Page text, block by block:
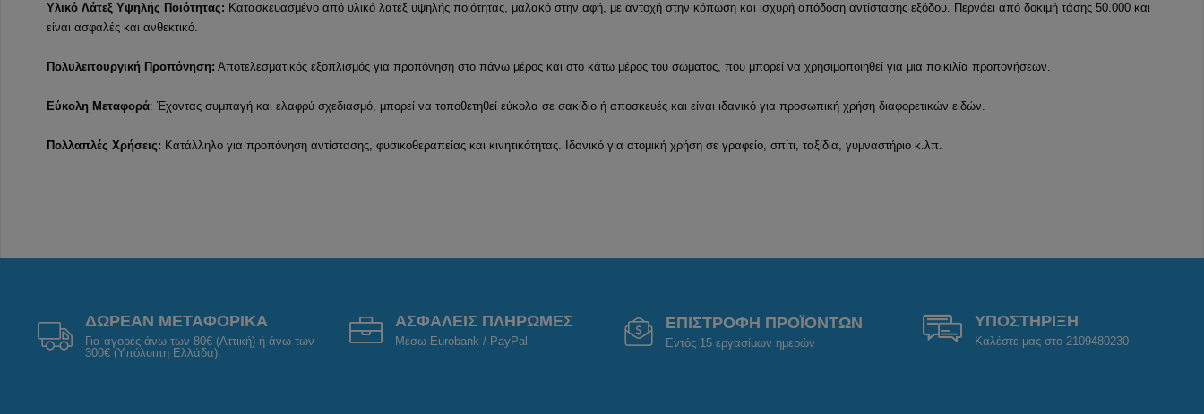
Υλικό Λάτεξ Υψηλής Ποιότητας: Κατασκευασμένο από υλικό λατέξ υψηλής ποιότητας, μαλακό στην αφή, με αντοχή στην κόπωση και ισχυρή απόδοση αντίστασης εξόδου. Περνάει από δοκιμή τάσης 50.000 και
είναι ασφαλές και ανθεκτικό.
Πολυλειτουργική Προπόνηση: Αποτελεσματικός εξοπλισμός για προπόνηση στο πάνω μέρος και στο κάτω μέρος του σώματος, που μπορεί να χρησιμοποιηθεί για μια ποικιλία προπονήσεων.
Εύκολη Μεταφορά: Έχοντας συμπαγή και ελαφρύ σχεδιασμό, μπορεί να τοποθετηθεί εύκολα σε σακίδιο ή αποσκευές και είναι ιδανικό για προσωπική χρήση διαφορετικών ειδών.
Πολλαπλές Χρήσεις: Κατάλληλο για προπόνηση αντίστασης, φυσικοθεραπείας και κινητικότητας. Ιδανικό για ατομική χρήση σε γραφείο, σπίτι, ταξίδια, γυμναστήριο κ.λπ.
ΔΩΡΕΑΝ ΜΕΤΑΦΟΡΙΚΑ
Για αγορές άνω των 80€ (Αττική) ή άνω των
300€ (Υπόλοιπη Ελλάδα).
ΑΣΦΑΛΕΙΣ ΠΛΗΡΩΜΕΣ
Μέσω Eurobank / PayPal
ΕΠΙΣΤΡΟΦΗ ΠΡΟΪΟΝΤΩΝ
Εντός 15 εργασίμων ημερών
ΥΠΟΣΤΗΡΙΞΗ
Καλέστε μας στο 2109480230